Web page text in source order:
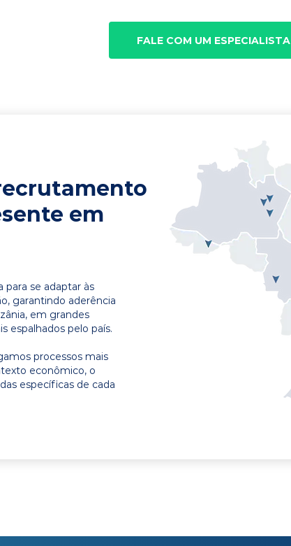
FALE COM UM ESPECIALISTA
em
para se adaptar às
garantindo aderência
em grandes
espalhados pelo país.
processos mais
econômico, o
específicas de cada